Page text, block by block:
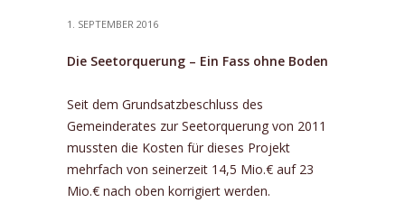
1. SEPTEMBER 2016
Die Seetorquerung – Ein Fass ohne Boden
Seit dem Grundsatzbeschluss des
Gemeinderates zur Seetorquerung von 2011
mussten die Kosten für dieses Projekt
mehrfach von seinerzeit 14,5 Mio.€ auf 23
Mio.€ nach oben korrigiert werden.